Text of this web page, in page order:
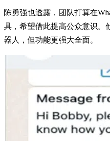
陈勇强也透露，团队打算在
具，希望借此提高公众意识。
器人，但功能更强大全面。